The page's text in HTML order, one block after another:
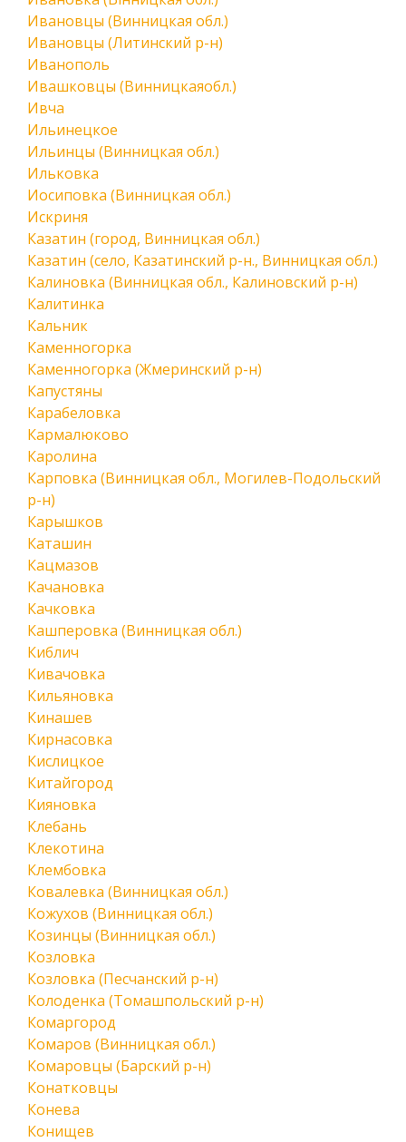
Ивановцы (Винницкая обл.)
Ивановцы (Литинский р-н)
Иванополь
Ивашковцы (Винницкаяобл.)
Ивча
Ильинецкое
Ильинцы (Винницкая обл.)
Ильковка
Иосиповка (Винницкая обл.)
Искриня
Казатин (город, Винницкая обл.)
Казатин (село, Казатинский р-н., Винницкая обл.)
Калиновка (Винницкая обл., Калиновский р-н)
Калитинка
Кальник
Каменногорка
Каменногорка (Жмеринский р-н)
Капустяны
Карабеловка
Кармалюково
Каролина
Карповка (Винницкая обл., Могилев-Подольский
р-н)
Карышков
Каташин
Кацмазов
Качановка
Качковка
Кашперовка (Винницкая обл.)
Киблич
Кивачовка
Кильяновка
Кинашев
Кирнасовка
Кислицкое
Китайгород
Кияновка
Клебань
Клекотина
Клембовка
Ковалевка (Винницкая обл.)
Кожухов (Винницкая обл.)
Козинцы (Винницкая обл.)
Козловка
Козловка (Песчанский р-н)
Колоденка (Томашпольский р-н)
Комаргород
Комаров (Винницкая обл.)
Комаровцы (Барский р-н)
Конатковцы
Конева
Конищев